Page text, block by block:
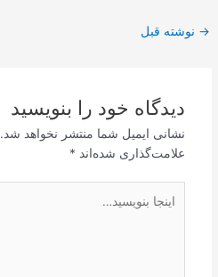
پیمایش
→ نوشته قبل
دیدگاه‌ خود را بنویسید
نشانی ایمیل شما منتشر نخواهد شد.
علامت‌گذاری شده‌اند *
بنویسید…